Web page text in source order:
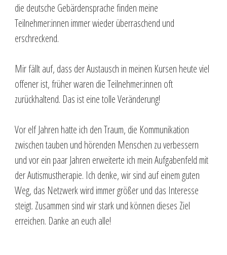
die deutsche Gebärdensprache finden meine
Teilnehmer:innen immer wieder überraschend und
erschreckend.
Mir fällt auf, dass der Austausch in meinen Kursen heute viel
offener ist, früher waren die Teilnehmer:innen oft
zurückhaltend. Das ist eine tolle Veränderung!
Vor elf Jahren hatte ich den Traum, die Kommunikation
zwischen tauben und hörenden Menschen zu verbessern
und vor ein paar Jahren erweiterte ich mein Aufgabenfeld mit
der Autismustherapie. Ich denke, wir sind auf einem guten
Weg, das Netzwerk wird immer größer und das Interesse
steigt. Zusammen sind wir stark und können dieses Ziel
erreichen. Danke an euch alle!